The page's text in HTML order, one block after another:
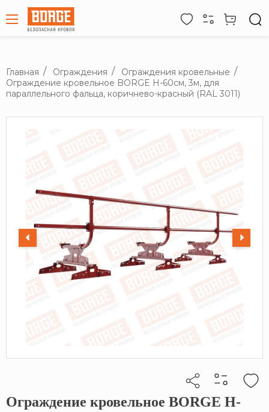
Главная Ограждения
Ограждения кровельные
Ограждение кровельное BORGE H-60см, 3м, для
параллельного фальца, коричнево-красный (RAL 3011)
Кликните, чтобы скопировать прямую ссылку
Ограждение кровельное BORGE H-